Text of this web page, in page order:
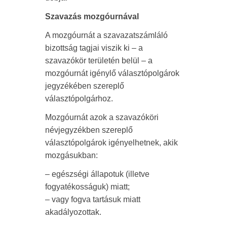
Szavazás mozgóurnával
A mozgóurnát a szavazatszámláló
bizottság tagjai viszik ki – a
szavazókör területén belül – a
mozgóurnát igénylő választópolgárok
jegyzékében szereplő
választópolgárhoz.
Mozgóurnát azok a szavazóköri
névjegyzékben szereplő
választópolgárok igényelhetnek, akik
mozgásukban:
– egészségi állapotuk (illetve
fogyatékosságuk) miatt;
– vagy fogva tartásuk miatt
akadályozottak.